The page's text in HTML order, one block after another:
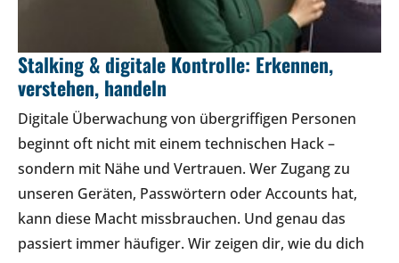
Stalking & digitale Kontrolle: Erkennen,
verstehen, handeln
Digitale Überwachung von übergriffigen Personen
beginnt oft nicht mit einem technischen Hack –
sondern mit Nähe und Vertrauen. Wer Zugang zu
unseren Geräten, Passwörtern oder Accounts hat,
kann diese Macht missbrauchen. Und genau das
passiert immer häufiger. Wir zeigen dir, wie du dich